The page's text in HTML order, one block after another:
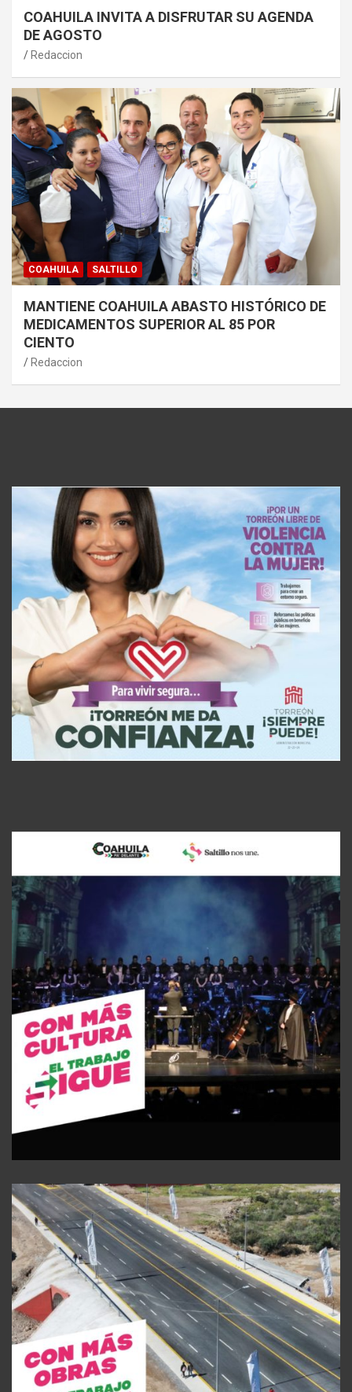
COAHUILA INVITA A DISFRUTAR SU AGENDA
DE AGOSTO
Redaccion
COAHUILA SALTILLO
MANTIENE COAHUILA ABASTO HISTÓRICO DE
MEDICAMENTOS SUPERIOR AL 85 POR
CIENTO
Redaccion